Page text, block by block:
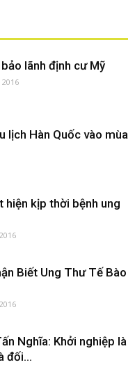
lãnh định cư Mỹ
lịch Hàn Quốc vào mùa
hiện kịp thời bệnh ung
Biết Ung Thư Tế Bào
Nghĩa: Khởi nghiệp là
đối...